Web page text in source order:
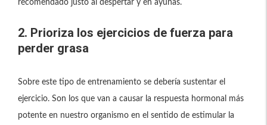
recomendado justo al despertar y en ayunas.
2. Prioriza los ejercicios de fuerza para
perder grasa
Sobre este tipo de entrenamiento se debería sustentar el
ejercicio. Son los que van a causar la respuesta hormonal más
potente en nuestro organismo en el sentido de estimular la